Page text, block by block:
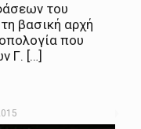
του
βασική αρχή
που
Γ. […]